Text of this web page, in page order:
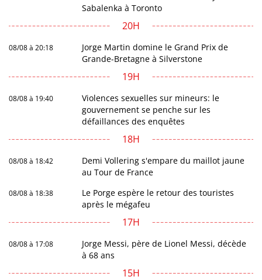
Sabalenka à Toronto
20H
08/08 à 20:18
Jorge Martin domine le Grand Prix de
Grande-Bretagne à Silverstone
19H
08/08 à 19:40
Violences sexuelles sur mineurs: le
gouvernement se penche sur les
défaillances des enquêtes
18H
08/08 à 18:42
Demi Vollering s'empare du maillot jaune
au Tour de France
08/08 à 18:38
Le Porge espère le retour des touristes
après le mégafeu
17H
08/08 à 17:08
Jorge Messi, père de Lionel Messi, décède
à 68 ans
15H